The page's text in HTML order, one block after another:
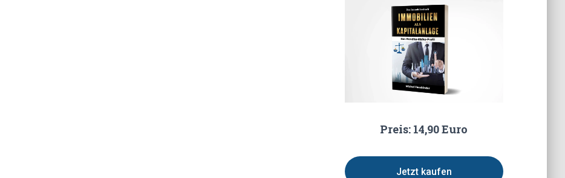
Preis: 14,90 Euro
Jetzt kaufen